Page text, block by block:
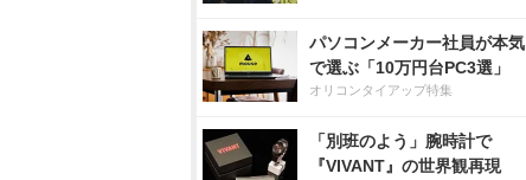
パソコンメーカー社員が本気
で選ぶ「10万円台PC3選」
オリコンタイアップ特集
「別班のよう」腕時計で
『VIVANT』の世界観再現